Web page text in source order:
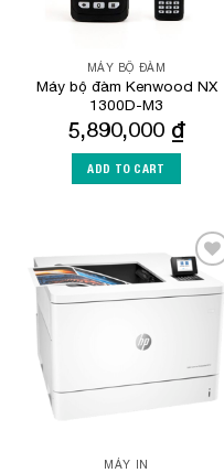
MÁY BỘ ĐÀM
Máy bộ đàm Kenwood NX
1300D-M3
5,890,000 ₫
ADD TO CART
Add to
Wishlist
MÁY IN